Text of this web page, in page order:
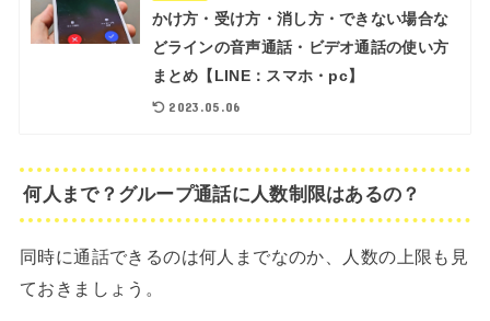
かけ方・受け方・消し方・できない場合な
どラインの音声通話・ビデオ通話の使い方
まとめ【LINE：スマホ・pc】
2023.05.06
何人まで？グループ通話に人数制限はあるの？
同時に通話できるのは何人までなのか、人数の上限も見
ておきましょう。